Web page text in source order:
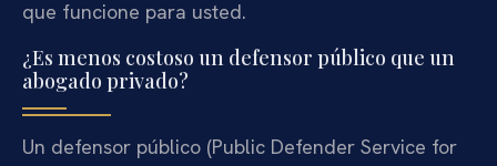
que funcione para usted.
¿Es menos costoso un defensor público que un
abogado privado?
Un defensor público (Public Defender Service for